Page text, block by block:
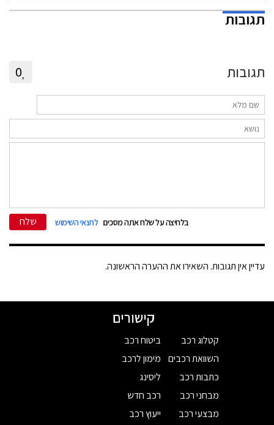
תגובות
תגובות 0
בלחיצה על שלח אתה מסכים לתנאי השימוש שלח
עדיין אין תגובות. השאירו את ההערה הראשונה.
קישורים
קטלוג רכב
השוואת רכבים
כתבות רכב
מבחני רכב
מבצעי רכב
ביטוח רכב
מימון לרכב
ליסינג
רכב חדש
ייעוץ רכב